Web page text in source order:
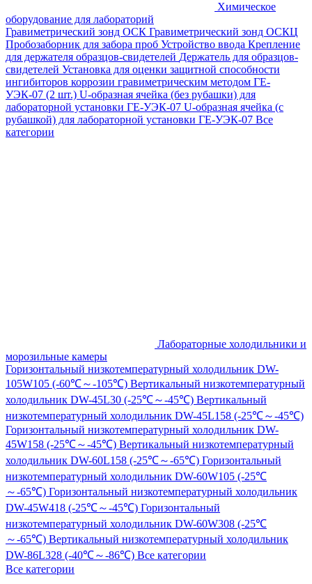
Химическое
оборудование для лабораторий
Гравиметрический зонд ОСК Гравиметрический зонд ОСКЦ
Пробозаборник для забора проб Устройство ввода Крепление
для держателя образцов-свидетелей Держатель для образцов-
свидетелей Установка для оценки защитной способности
ингибиторов коррозии гравиметрическим методом ГЕ-
УЭК-07 (2 шт.) U-образная ячейка (без рубашки) для
лабораторной установки ГЕ-УЭК-07 U-образная ячейка (с
рубашкой) для лабораторной установки ГЕ-УЭК-07 Все
категории
Лабораторные холодильники и
морозильные камеры
Горизонтальный низкотемпературный холодильник DW-
105W105 (-60℃～-105℃) Вертикальный низкотемпературный
холодильник DW-45L30 (-25℃～-45℃) Вертикальный
низкотемпературный холодильник DW-45L158 (-25℃～-45℃)
Горизонтальный низкотемпературный холодильник DW-
45W158 (-25℃～-45℃) Вертикальный низкотемпературный
холодильник DW-60L158 (-25℃～-65℃) Горизонтальный
низкотемпературный холодильник DW-60W105 (-25℃
～-65℃) Горизонтальный низкотемпературный холодильник
DW-45W418 (-25℃～-45℃) Горизонтальный
низкотемпературный холодильник DW-60W308 (-25℃
～-65℃) Вертикальный низкотемпературный холодильник
DW-86L328 (-40℃～-86℃) Все категории
Все категории